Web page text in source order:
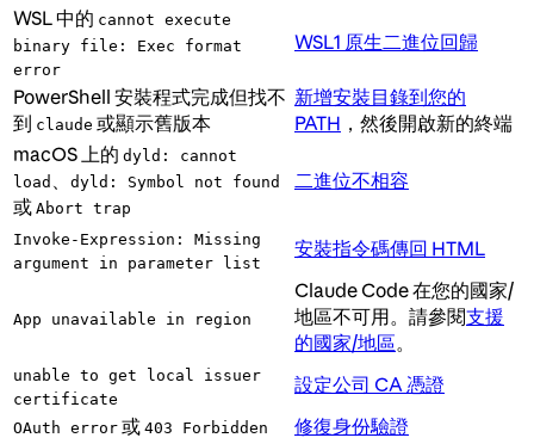
WSL 中的 cannot execute
binary file: Exec format
error
WSL1 原生二進位回歸
PowerShell 安裝程式完成但找不
到 claude 或顯示舊版本
新增安裝目錄到您的
PATH ，然後開啟新的終端
macOS 上的 dyld: cannot
load 、 dyld: Symbol not found
或 Abort trap
二進位不相容
Invoke-Expression: Missing
argument in parameter list
安裝指令碼傳回 HTML
App unavailable in region
Claude Code 在您的國家/
地區不可用。請參閱支援
的國家/地區。
unable to get local issuer
certificate
設定公司 CA 憑證
OAuth error 或 403 Forbidden 修復身份驗證